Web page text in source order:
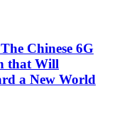
Chinese 6G
that Will
a New World